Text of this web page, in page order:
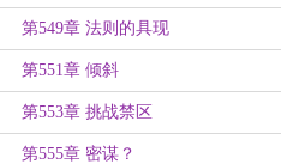
第549章 法则的具现
第551章 倾斜
第553章 挑战禁区
第555章 密谋？